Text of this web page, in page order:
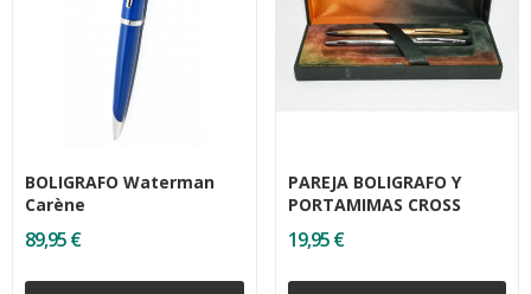
BOLIGRAFO Waterman
Carène
89,95 €
PAREJA BOLIGRAFO Y
PORTAMIMAS CROSS
19,95 €